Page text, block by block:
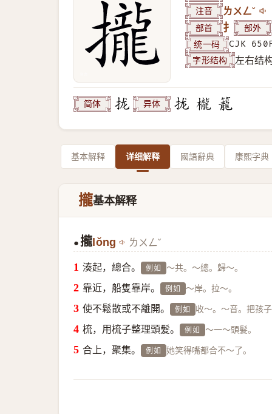
注音 ㄌㄨㄥˇ
部首 扌 部外
统一码 CJK
字形结构 左右结
简体 异体
基本解释 详细解释 國語辭典 康熙字典
攏基本解释
● 攏 lǒng ㄌㄨㄥˇ
湊起，總合。 例如 ～共。～總。歸～。
靠近，船隻靠岸。 例如 ～岸。拉～。
使不鬆散或不離開。 例如 收～。～音。把孩
梳，用梳子整理頭髮。 例如 ～一～頭髮。
合上，聚集。 例如 她笑得嘴都合不～了。